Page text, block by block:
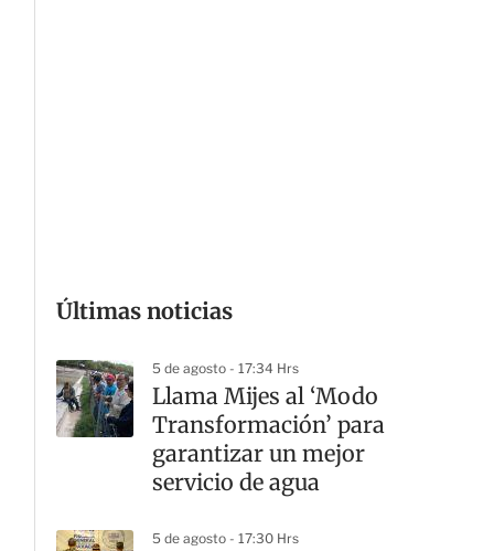
Últimas noticias
5 de agosto - 17:34 Hrs
Llama Mijes al ‘Modo
Transformación’ para
garantizar un mejor
servicio de agua
5 de agosto - 17:30 Hrs